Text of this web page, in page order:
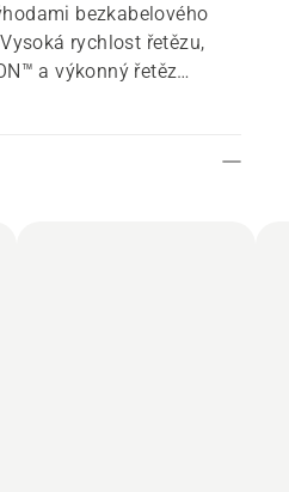
bezkabelového
rychlost řetězu,
a výkonný řetěz